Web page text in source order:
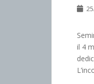
il 4